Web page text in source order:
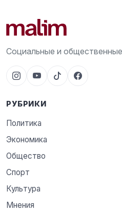
Социальные и
РУБРИКИ
Политика
Экономика
Общество
Спорт
Культура
Мнения